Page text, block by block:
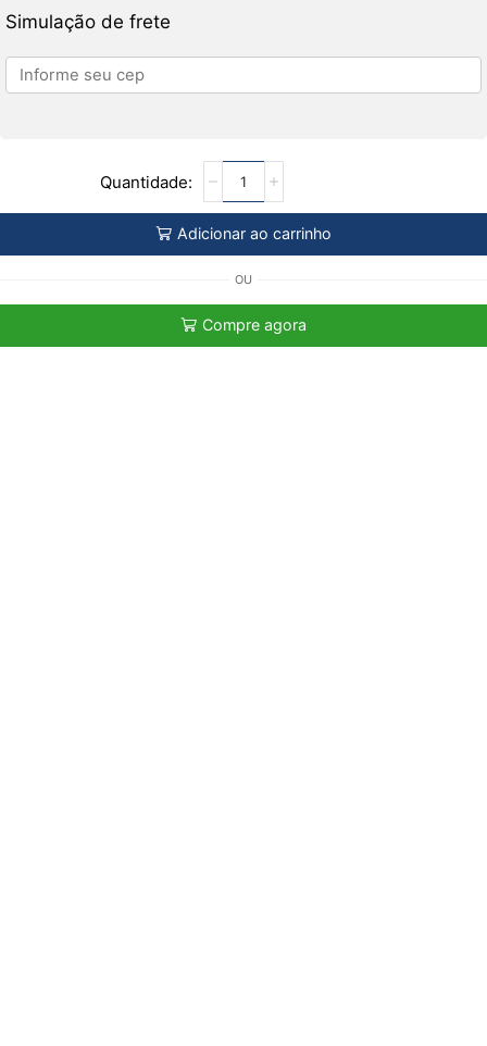
Simulação de frete
Adicionar ao carrinho
OU
Compre agora